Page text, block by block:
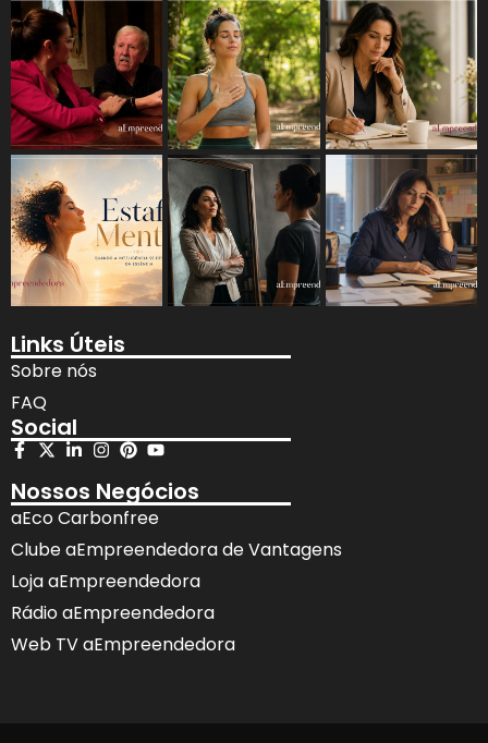
Links Úteis
Sobre nós
FAQ
Social
Nossos Negócios
aEco Carbonfree
Clube aEmpreendedora de Vantagens
Loja aEmpreendedora
Rádio aEmpreendedora
Web TV aEmpreendedora